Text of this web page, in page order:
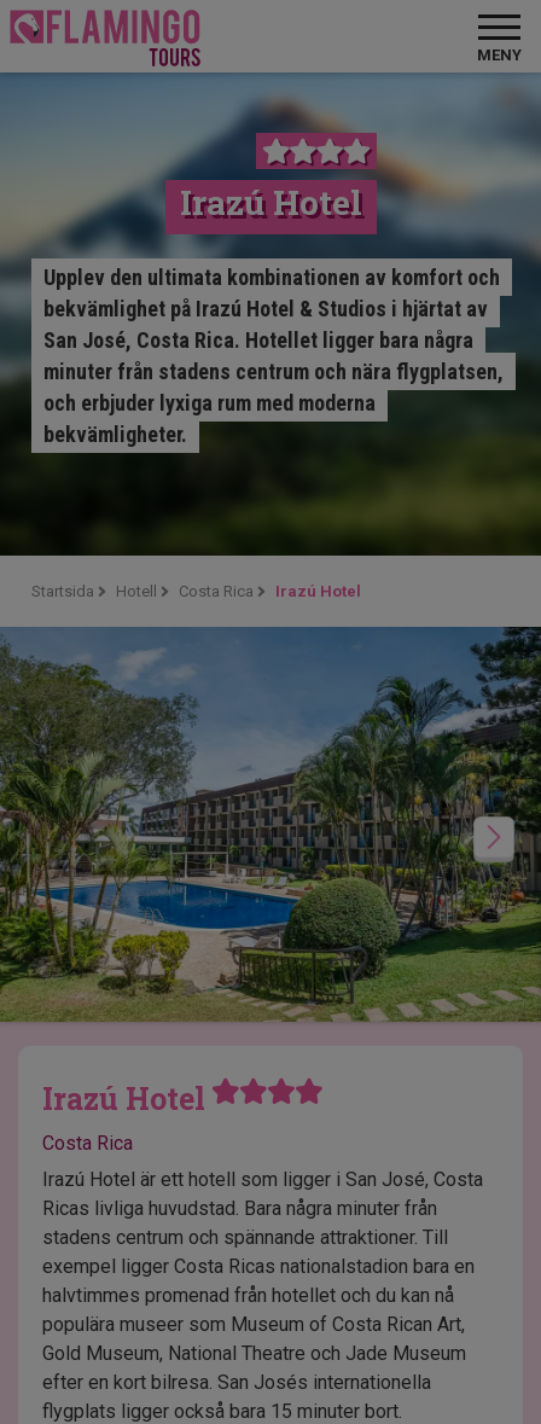
MENY
Irazú Hotel
Upplev den ultimata kombinationen av komfort och
bekvämlighet på Irazú Hotel & Studios i hjärtat av
San José, Costa Rica. Hotellet ligger bara några
minuter från stadens centrum och nära flygplatsen,
och erbjuder lyxiga rum med moderna
bekvämligheter.
Startsida Hotell Costa Rica Irazú Hotel
Irazú Hotel
Costa Rica
Irazú Hotel är ett hotell som ligger i San José, Costa
Ricas livliga huvudstad. Bara några minuter från
stadens centrum och spännande attraktioner. Till
exempel ligger Costa Ricas nationalstadion bara en
halvtimmes promenad från hotellet och du kan nå
populära museer som Museum of Costa Rican Art,
Gold Museum, National Theatre och Jade Museum
efter en kort bilresa. San Josés internationella
flygplats ligger också bara 15 minuter bort.